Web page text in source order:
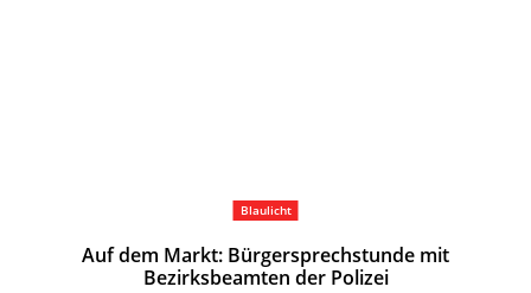
Blaulicht
Auf dem Markt: Bürgersprechstunde mit
Bezirksbeamten der Polizei